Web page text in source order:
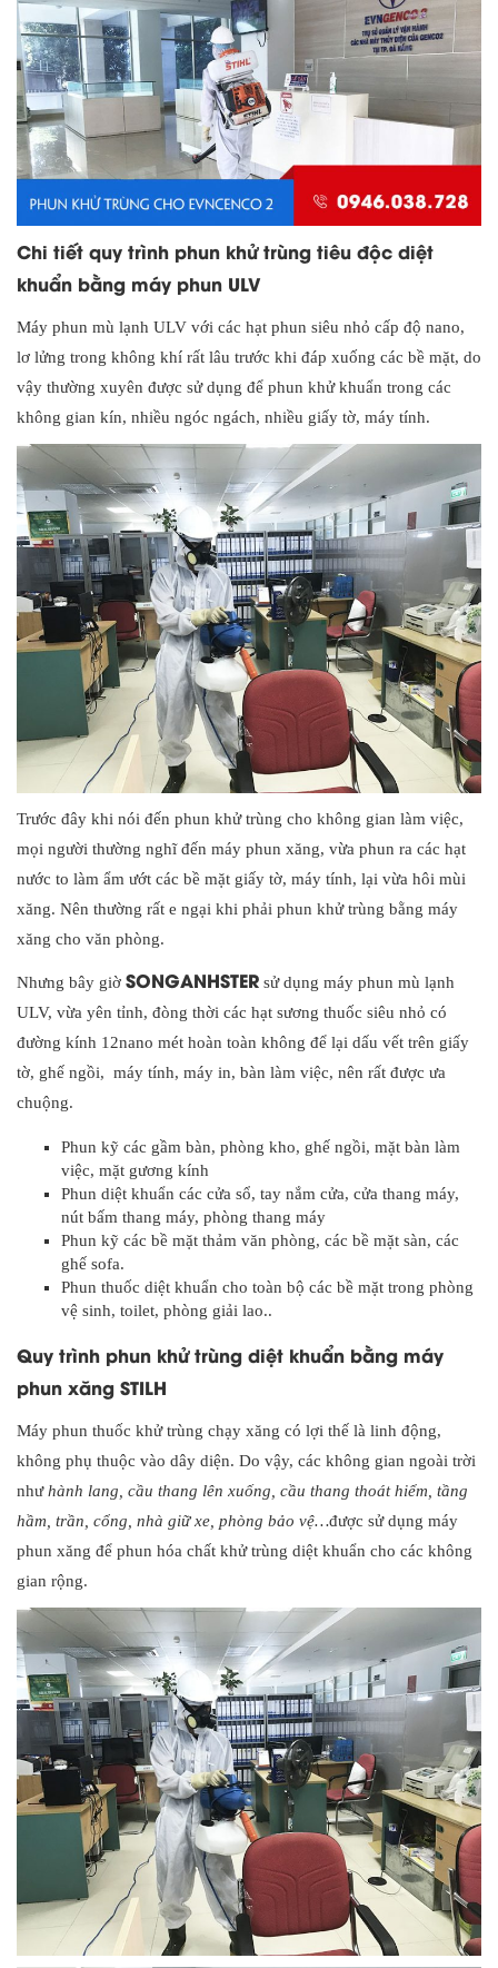
Chi tiết quy trình phun khử trùng tiêu độc diệt
khuẩn bằng máy phun ULV
Máy phun mù lạnh ULV với các hạt phun siêu nhỏ cấp độ nano,
lơ lửng trong không khí rất lâu trước khi đáp xuống các bề mặt, do
vậy thường xuyên được sử dụng để phun khử khuẩn trong các
không gian kín, nhiều ngóc ngách, nhiều giấy tờ, máy tính.
Trước đây khi nói đến phun khử trùng cho không gian làm việc,
mọi người thường nghĩ đến máy phun xăng, vừa phun ra các hạt
nước to làm ẩm ướt các bề mặt giấy tờ, máy tính, lại vừa hôi mùi
xăng. Nên thường rất e ngại khi phải phun khử trùng bằng máy
xăng cho văn phòng.
Nhưng bây giờ SONGANHSTER sử dụng máy phun mù lạnh
ULV, vừa yên tỉnh, đòng thời các hạt sương thuốc siêu nhỏ có
đường kính 12nano mét hoàn toàn không để lại dấu vết trên giấy
tờ, ghế ngồi, máy tính, máy in, bàn làm việc, nên rất được ưa
chuộng.
Phun kỹ các gầm bàn, phòng kho, ghế ngồi, mặt bàn làm
việc, mặt gương kính
Phun diệt khuẩn các cửa sổ, tay nắm cửa, cửa thang máy,
nút bấm thang máy, phòng thang máy
Phun kỹ các bề mặt thảm văn phòng, các bề mặt sàn, các
ghế sofa.
Phun thuốc diệt khuẩn cho toàn bộ các bề mặt trong phòng
vệ sinh, toilet, phòng giải lao..
Quy trình phun khử trùng diệt khuẩn bằng máy
phun xăng STILH
Máy phun thuốc khử trùng chạy xăng có lợi thế là linh động,
không phụ thuộc vào dây diện. Do vậy, các không gian ngoài trời
nhưhành lang, cầu thang lên xuống, cầu thang thoát hiểm, tầng
hầm, trần, cổng, nhà giữ xe, phòng bảo vệ…được sử dụng máy
phun xăng để phun hóa chất khử trùng diệt khuẩn cho các không
gian rộng.